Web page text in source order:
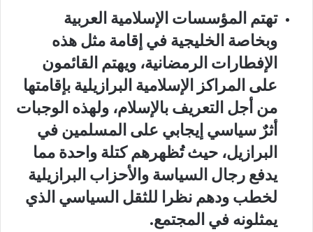
تهتم المؤسسات الإسلامية العربية
وبخاصة الخليجية في إقامة مثل هذه
الإفطارات الرمضانية، ويهتم القائمون
على المراكز الإسلامية البرازيلية بإقامتها
من أجل التعريف بالإسلام، ولهذه الوجبات
أثرٌ سياسي إيجابي على المسلمين في
البرازيل، حيث تُظهرهم كتلة واحدة مما
يدفع رجال السياسة والأحزاب البرازيلية
لخطب ودهم نظرا للثقل السياسي الذي
يمثلونه في المجتمع.